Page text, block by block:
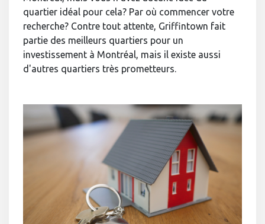
quartier idéal pour cela? Par où commencer votre
recherche? Contre tout attente, Griffintown fait
partie des meilleurs quartiers pour un
investissement à Montréal, mais il existe aussi
d'autres quartiers très prometteurs.